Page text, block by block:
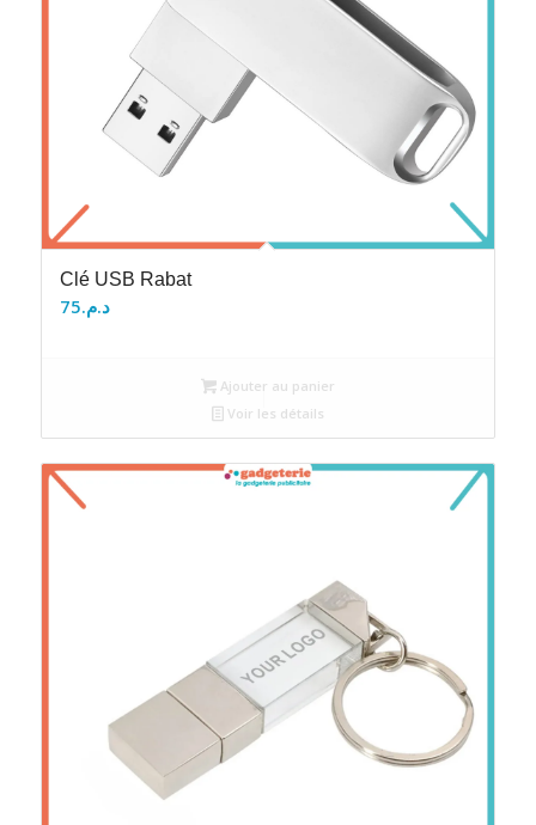
Clé USB Rabat
د.م.75
Ajouter au panier
Voir les détails